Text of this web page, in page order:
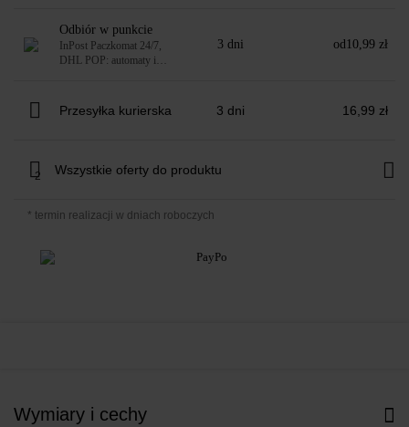
Odbiór w punkcie
InPost Paczkomat 24/7,
DHL POP: automaty i
3 dni od 10,99 zł
Przesyłka kurierska 3 dni 16,99 zł
2 Wszystkie oferty do produktu
* termin realizacji w dniach roboczych
Wymiary i cechy